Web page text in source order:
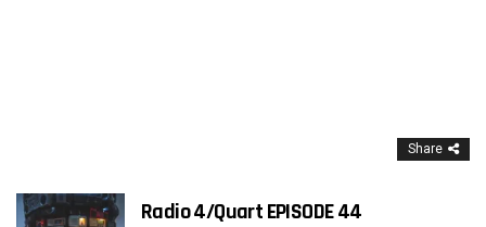
Share
Radio 4/Quart EPISODE 44